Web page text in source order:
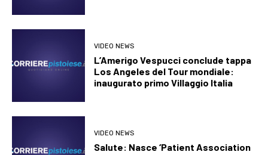
VIDEO NEWS
L’Amerigo Vespucci conclude tappa
Los Angeles del Tour mondiale:
inaugurato primo Villaggio Italia
VIDEO NEWS
Salute: Nasce ‘Patient Association